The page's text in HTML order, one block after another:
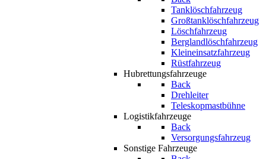
Tanklöschfahrzeug
Großtanklöschfahrzeug
Löschfahrzeug
Berglandlöschfahrzeug
Kleineinsatzfahrzeug
Rüstfahrzeug
Hubrettungsfahrzeuge
Back
Drehleiter
Teleskopmastbühne
Logistikfahrzeuge
Back
Versorgungsfahrzeug
Sonstige Fahrzeuge